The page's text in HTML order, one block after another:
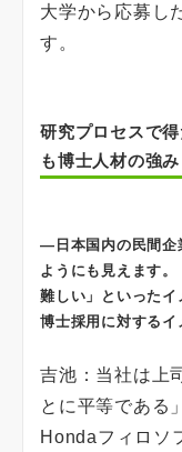
大学から応募し
す。
研究プロセスで
も博士人材の強み
―日本国内の民間企
ようにも見えます
難しい」といったイ
博士採用に対するイ
吉池：当社は上
とに平等である
Hondaフィロソ